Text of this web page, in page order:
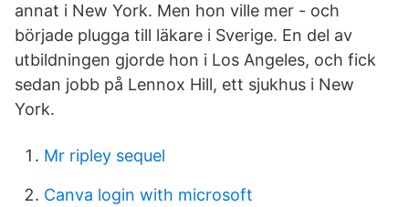
annat i New York. Men hon ville mer - och
började plugga till läkare i Sverige. En del av
utbildningen gjorde hon i Los Angeles, och fick
sedan jobb på Lennox Hill, ett sjukhus i New
York.
Mr ripley sequel
Canva login with microsoft